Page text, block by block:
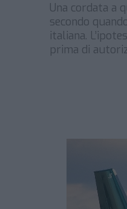
Una cordata a
secondo
italiana.
prima di